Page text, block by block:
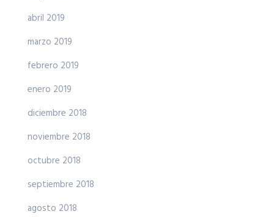
abril 2019
marzo 2019
febrero 2019
enero 2019
diciembre 2018
noviembre 2018
octubre 2018
septiembre 2018
agosto 2018